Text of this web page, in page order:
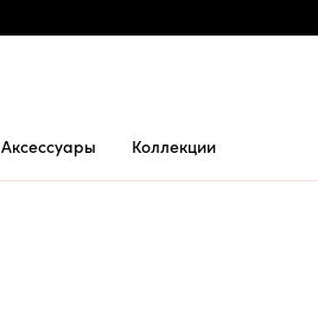
ПРИМЕРКА И ОПЛАТА
Аксессуары Коллекции